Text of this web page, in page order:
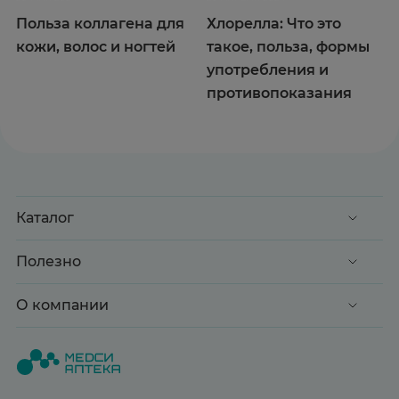
Польза коллагена для
кожи, волос и ногтей
Хлорелла: Что это
такое, польза, формы
употребления и
противопоказания
Каталог
Акции
Здоровье
Медицинские товары
Полезно
Доставка и оплата
Статьи и новости
Справочник болезней
О компании
Все аптеки